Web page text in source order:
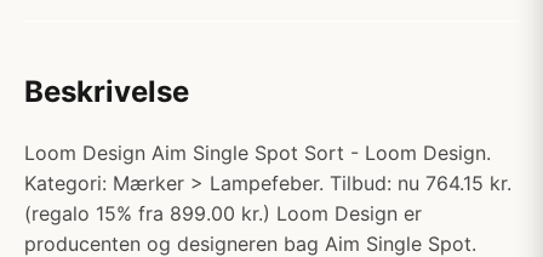
Beskrivelse
Loom Design Aim Single Spot Sort - Loom Design.
Kategori: Mærker > Lampefeber. Tilbud: nu 764.15 kr.
(regalo 15% fra 899.00 kr.) Loom Design er
producenten og designeren bag Aim Single Spot.